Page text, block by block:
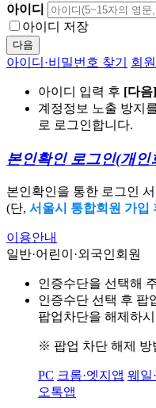
아이디
아이디 저장
다음
아이디·비밀번호 찾기 회
아이디 입력 후 [다음
계정정보 노출 방지
로 로그인합니다.
본인확인 로그인(개인
본인확인을 통한 로그인
(단, 서울시 통합회원 가입
이용안내
일반·어린이·외국인회원
인증수단을 선택해
인증수단 선택 후 팝
팝업차단을 해제하
※ 팝업 차단 해제 방
PC 크롬·엣지앱 웨일
오톡앱